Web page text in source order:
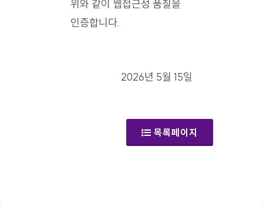
위와 같이 웹접근성 품질을
인증합니다.
2026년 5월 15일
목록페이지